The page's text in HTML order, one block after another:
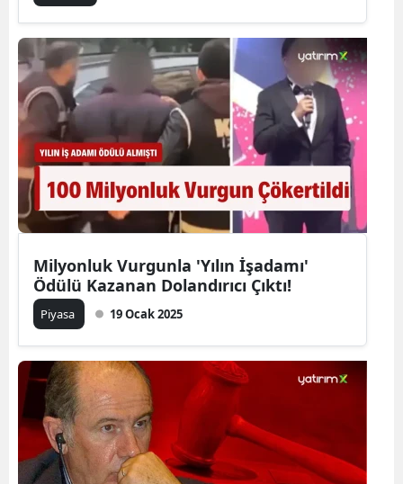
Milyonluk Vurgunla 'Yılın İşadamı'
Ödülü Kazanan Dolandırıcı Çıktı!
Piyasa 19 Ocak 2025